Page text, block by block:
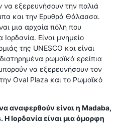
να εξερευνήσουν την παλιά
και την Ερυθρά Θάλασσα.
μια αρχαία πόλη που
Ιορδανία. Είναι μνημείο
της UNESCO και είναι
ρωμαϊκά ερείπια
να εξερευνήσουν τον
Oval Plaza και το Ρωμαϊκό
αναφερθούν είναι η Madaba,
Η Ιορδανία είναι μια όμορφη